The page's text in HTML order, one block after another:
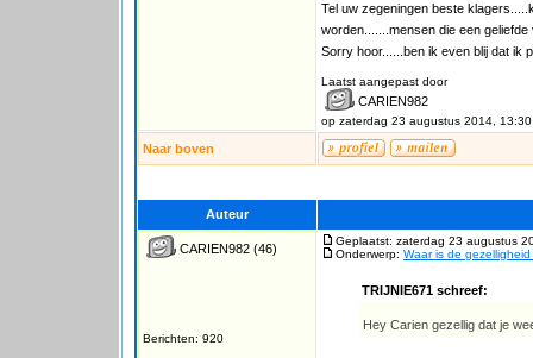
Tel uw zegeningen beste
worden.......mensen die een
Sorry hoor......ben ik even blij dat ik
Laatst aangepast door
CARIEN982
op zaterdag 23 augustus 2014, 13:30
Naar boven
Auteur
CARIEN982 (46)
Berichten: 920
Geplaatst: zaterdag 23 augustus
Onderwerp: Waar is de
TRIJNIE671 schreef:
Hey Carien gezellig dat je